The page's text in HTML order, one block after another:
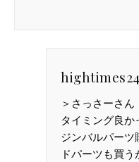
＞さっさーさん
タイミング良か
ジンバルパーツ
ドパーツも買